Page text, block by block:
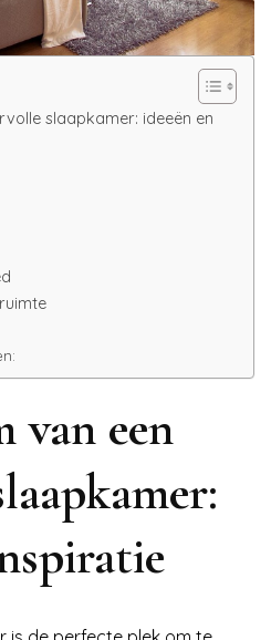
slaapkamer: ideeën en
van een